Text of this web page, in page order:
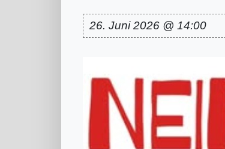
26. Juni 2026 @ 14:00